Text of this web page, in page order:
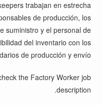
trabajan en estrecha
de producción, los
suministro y el personal de
del inventario con los
de producción y envío.
the Factory Worker job
description
.